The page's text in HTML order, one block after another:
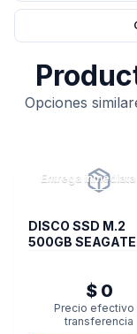
Opciones
Entrega inmediata
DISCO SSD M.2
500GB SEAGATE
$ 0
Precio efectivo
transferencia